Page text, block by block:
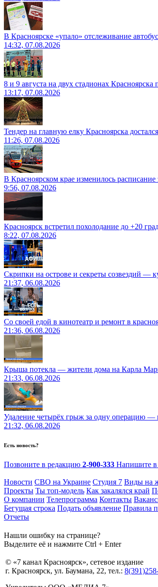
В Красноярске «упало» отслеживание
14:32, 07.08.2026
8 и 9 августа на двух стадионах
13:17, 07.08.2026
Тендер на главную елку Красноярска
11:26, 07.08.2026
В Красноярском крае изменилось расписание
9:56, 07.08.2026
Красноярск встретил похолодание до +20
8:22, 07.08.2026
Скрипки на острове и секреты созвездий —
21:37, 06.08.2026
Со своей едой в кинотеатр и ремонт в
21:36, 06.08.2026
Крыша потекла — жители дома на Карла
21:33, 06.08.2026
Удаление четырёх грыж за одну операцию
21:32, 06.08.2026
Есть новость?
Позвоните в редакцию 2-900-333 Напишите в
Новости СВО на Украине Студия 7 Виды на
Проекты Ты топ-модель Как закалялся край
О компании Телепрограмма Контакты
Бегущая строка Подать объявление Правила
Отчеты
Нашли ошибку на странице?
Выделите её и нажмите Ctrl + Enter
© «7 канал Красноярск», сетевое издание
г. Красноярск, ул. Баумана, 22, тел.: